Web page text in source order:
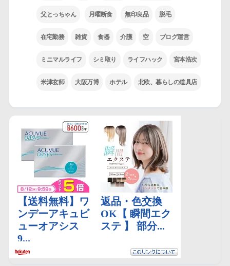
父とっちゃん 月曜断食 無印良品 脱毛
在宅勤務 雑貨 食器 介護 空 ブログ運営
ミニマルライフ シミ取り ライフハック 宮本浩次
米津玄師 大阪万博 ホテル 北欧、暮らしの道具店